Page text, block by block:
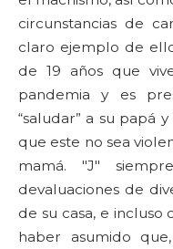
circunstancias de
claro ejemplo de
de 19 años que
pandemia y es
“saludar” a su papá
que este no sea
mamá. "J"
devaluaciones de
de su casa, e
haber asumido